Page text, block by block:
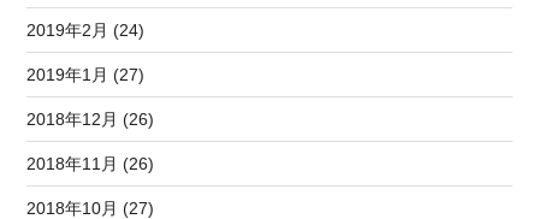
2019年2月 (24)
2019年1月 (27)
2018年12月 (26)
2018年11月 (26)
2018年10月 (27)